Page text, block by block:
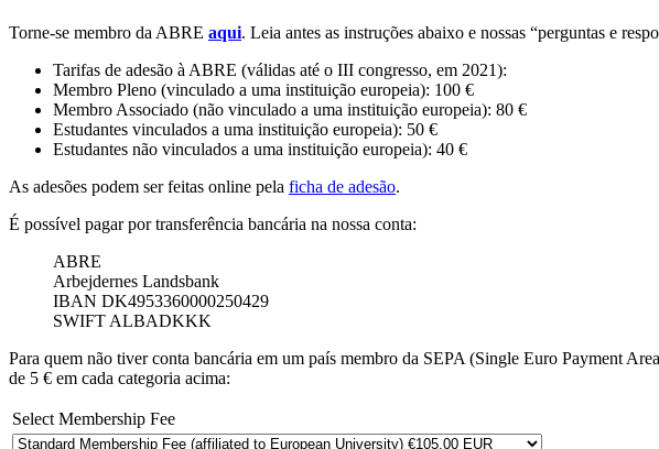
Torne-se membro da ABRE aqui. Leia antes as instruções abaixo e nossas “perguntas e
Tarifas de adesão à ABRE (válidas até o III congresso, em 2021):
Membro Pleno (vinculado a uma instituição europeia): 100 €
Membro Associado (não vinculado a uma instituição europeia): 80 €
Estudantes vinculados a uma instituição europeia): 50 €
Estudantes não vinculados a uma instituição europeia): 40 €
As adesões podem ser feitas online pela ficha de adesão.
É possível pagar por transferência bancária na nossa conta:
ABRE
Arbejdernes Landsbank
IBAN DK4953360000250429
SWIFT ALBADKKK
Para quem não tiver conta bancária em um país membro da SEPA (Single Euro Payment
de 5 € em cada categoria acima:
Select Membership Fee